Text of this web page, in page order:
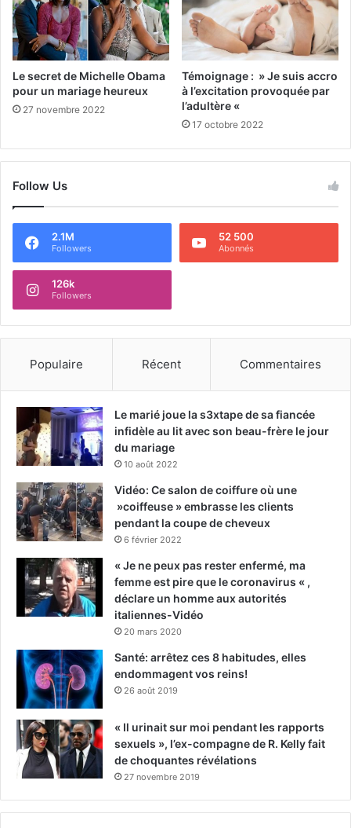
Le secret de Michelle Obama
pour un mariage heureux
27 novembre 2022
Témoignage : » Je suis accro
à l’excitation provoquée par
l’adultère «
17 octobre 2022
Follow Us
2.1M
Followers
52 500
Abonnés
126k
Followers
Populaire Récent Commentaires
Le marié joue la s3xtape de sa fiancée
infidèle au lit avec son beau-frère le jour
du mariage
10 août 2022
Vidéo: Ce salon de coiffure où une
»coiffeuse » embrasse les clients
pendant la coupe de cheveux
6 février 2022
« Je ne peux pas rester enfermé, ma
femme est pire que le coronavirus « ,
déclare un homme aux autorités
italiennes-Vidéo
20 mars 2020
Santé: arrêtez ces 8 habitudes, elles
endommagent vos reins!
26 août 2019
« Il urinait sur moi pendant les rapports
sexuels », l’ex-compagne de R. Kelly fait
de choquantes révélations
27 novembre 2019